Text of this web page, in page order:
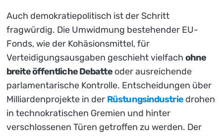
Auch demokratiepolitisch ist der Schritt
fragwürdig. Die Umwidmung bestehender EU-
Fonds, wie der Kohäsionsmittel, für
Verteidigungsausgaben geschieht vielfach ohne
breite öffentliche Debatteoder ausreichende
parlamentarische Kontrolle. Entscheidungen über
Milliardenprojekte in der Rüstungsindustriedrohen
in technokratischen Gremien und hinter
verschlossenen Türen getroffen zu werden. Der